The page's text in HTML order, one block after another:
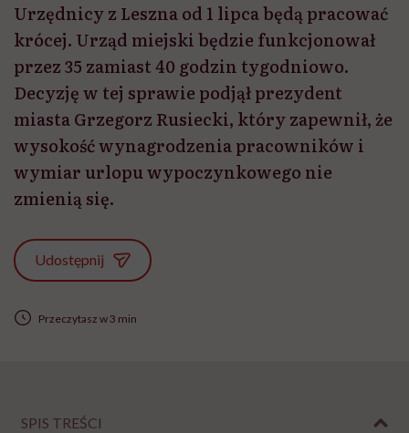
Urzędnicy z Leszna od 1 lipca będą pracować
krócej. Urząd miejski będzie funkcjonował
przez 35 zamiast 40 godzin tygodniowo.
Decyzję w tej sprawie podjął prezydent
miasta Grzegorz Rusiecki, który zapewnił, że
wysokość wynagrodzenia pracowników i
wymiar urlopu wypoczynkowego nie
zmienią się.
Udostępnij
Przeczytasz w 3 min
SPIS TREŚCI